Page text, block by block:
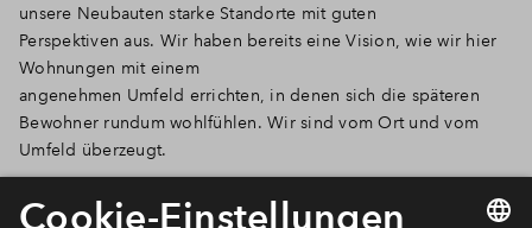
unsere Neubauten starke Standorte mit guten
Perspektiven aus. Wir haben bereits eine Vision, wie wir hier
Wohnungen mit einem
angenehmen Umfeld errichten, in denen sich die späteren
Bewohner rundum wohlfühlen. Wir sind vom Ort und vom
Umfeld überzeugt.